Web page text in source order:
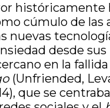
históricamente
cúmulo de las
nuevas
desde sus
en la fallida
(Unfriended,
que se